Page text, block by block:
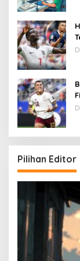
Pilihan Editor